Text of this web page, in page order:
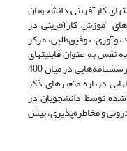
کارآفرینی دانشجویان
آموزش کارآفرینی در
توفیق‌طلبی، مرکز
نفس به عنوان قابلیتهای
کارآفرینی استفاده کردند. در این بررسی، پرسشنامه‌هایی در میان 400
دربارة متغیرهای ذکر
توسط دانشجویان در
و مخاطره‌پذیری، بیش